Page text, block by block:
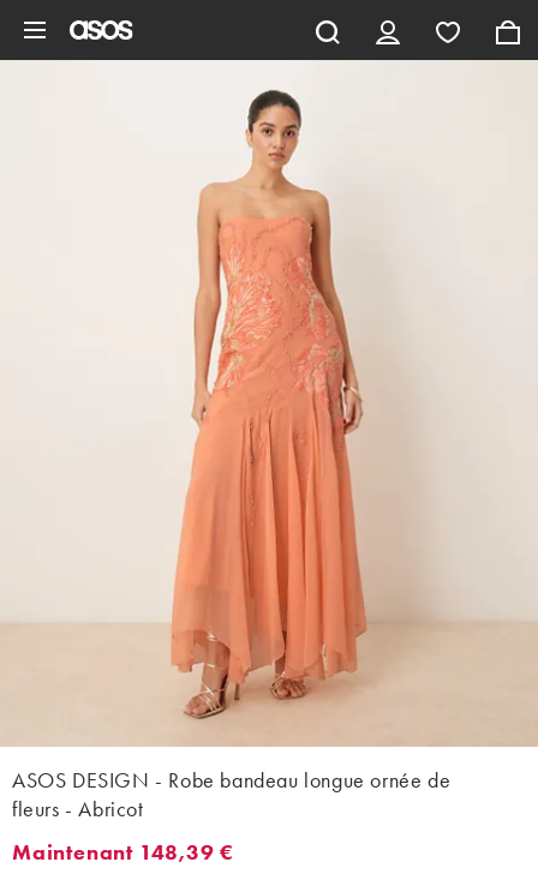
ASOS DESIGN - Robe bandeau longue ornée de
fleurs - Abricot
Maintenant 148,39 €. Meilleur prix sur 30 jours 148,39 € (0%).
Maintenant 148,39 €